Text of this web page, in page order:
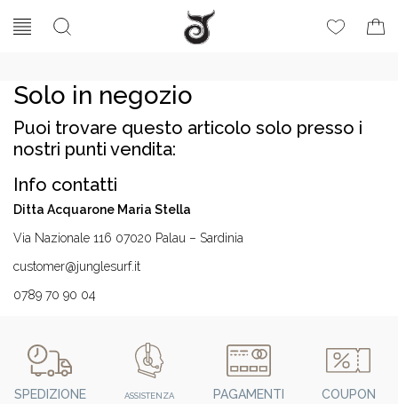
Solo in negozio
Puoi trovare questo articolo solo presso i
nostri punti vendita:
Info contatti
Ditta Acquarone Maria Stella
Via Nazionale 116 07020 Palau – Sardinia
customer@junglesurf.it
0789 70 90 04
SPEDIZIONE ASSISTENZA PAGAMENTI COUPON